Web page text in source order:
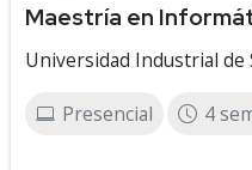
Maestría en
Universidad Industrial de
Presencial 4